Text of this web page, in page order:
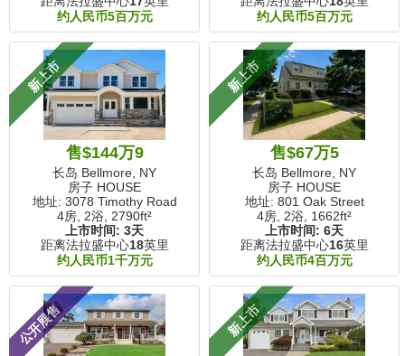
约人民币5百万元
约人民币5百万元
新上市
售$144万9
长岛 Bellmore, NY
房子 HOUSE
地址: 3078 Timothy Road
4房, 2浴, 2790ft²
上市时间: 3天
距离法拉盛中心18英里
约人民币1千万元
新上市
售$67万5
长岛 Bellmore, NY
房子 HOUSE
地址: 801 Oak Street
4房, 2浴, 1662ft²
上市时间: 6天
距离法拉盛中心16英里
约人民币4百万元
公开展售 新上市